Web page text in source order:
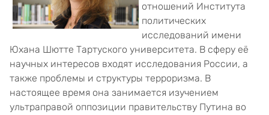
отношений Института
политических
исследований имени
Юхана Шютте Тартуского университета. В сферу её
научных интересов входят исследования России, а
также проблемы и структуры терроризма. В
настоящее время она занимается изучением
ультраправой оппозиции правительству Путина во